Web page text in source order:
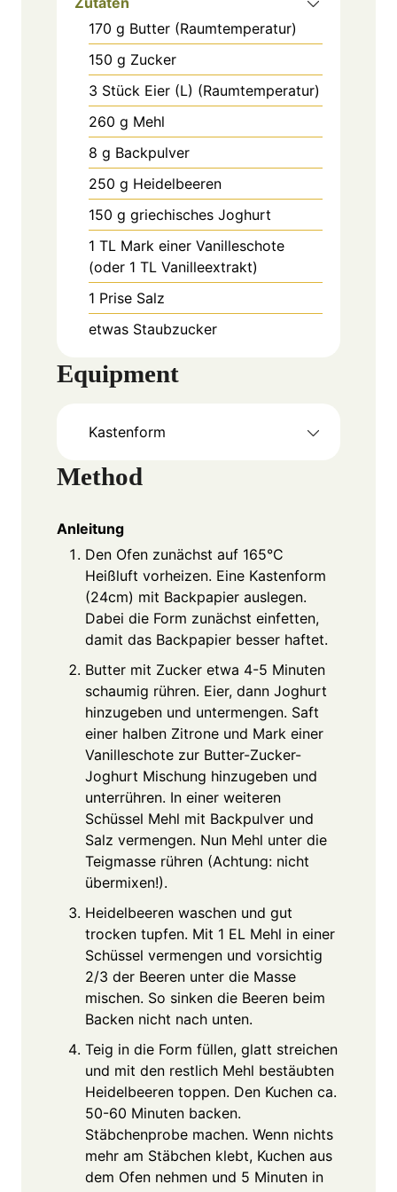
170 g Butter (Raumtemperatur)
150 g Zucker
3 Stück Eier (L) (Raumtemperatur)
260 g Mehl
8 g Backpulver
250 g Heidelbeeren
150 g griechisches Joghurt
1 TL Mark einer Vanilleschote
(oder 1 TL Vanilleextrakt)
1 Prise Salz
etwas Staubzucker
Equipment
Kastenform
Method
Anleitung
Den Ofen zunächst auf 165°C
Heißluft vorheizen. Eine Kastenform
(24cm) mit Backpapier auslegen.
Dabei die Form zunächst einfetten,
damit das Backpapier besser haftet.
Butter mit Zucker etwa 4-5 Minuten
schaumig rühren. Eier, dann Joghurt
hinzugeben und untermengen. Saft
einer halben Zitrone und Mark einer
Vanilleschote zur Butter-Zucker-
Joghurt Mischung hinzugeben und
unterrühren. In einer weiteren
Schüssel Mehl mit Backpulver und
Salz vermengen. Nun Mehl unter die
Teigmasse rühren (Achtung: nicht
übermixen!).
Heidelbeeren waschen und gut
trocken tupfen. Mit 1 EL Mehl in einer
Schüssel vermengen und vorsichtig
2/3 der Beeren unter die Masse
mischen. So sinken die Beeren beim
Backen nicht nach unten.
Teig in die Form füllen, glatt streichen
und mit den restlich Mehl bestäubten
Heidelbeeren toppen. Den Kuchen ca.
50-60 Minuten backen.
Stäbchenprobe machen. Wenn nichts
mehr am Stäbchen klebt, Kuchen aus
dem Ofen nehmen und 5 Minuten in